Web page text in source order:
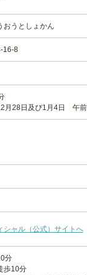
おうとしょかん
16-8
月28日及び1月4日 午
シャル（公式）サイトへ
分
歩10分